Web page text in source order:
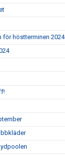
för höstterminen 2024